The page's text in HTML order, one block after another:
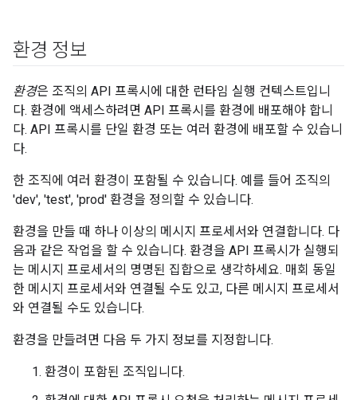
환경 정보
환경은 조직의 API 프록시에 대한 런타임 실행 컨텍스트입니
다. 환경에 액세스하려면 API 프록시를 환경에 배포해야 합니
다. API 프록시를 단일 환경 또는 여러 환경에 배포할 수 있습니
다.
한 조직에 여러 환경이 포함될 수 있습니다. 예를 들어 조직의
'dev', 'test', 'prod' 환경을 정의할 수 있습니다.
환경을 만들 때 하나 이상의 메시지 프로세서와 연결합니다. 다
음과 같은 작업을 할 수 있습니다. 환경을 API 프록시가 실행되
는 메시지 프로세서의 명명된 집합으로 생각하세요. 매회 동일
한 메시지 프로세서와 연결될 수도 있고, 다른 메시지 프로세서
와 연결될 수도 있습니다.
환경을 만들려면 다음 두 가지 정보를 지정합니다.
환경이 포함된 조직입니다.